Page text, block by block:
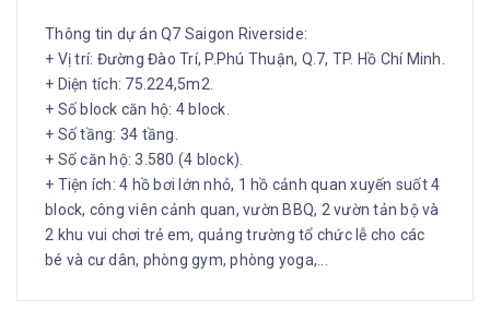
Thông tin dự án Q7 Saigon Riverside:
+ Vị trí: Đường Đào Trí, P.Phú Thuận, Q.7, TP. Hồ Chí Minh.
+ Diện tích: 75.224,5m2.
+ Số block căn hộ: 4 block.
+ Số tầng: 34 tầng.
+ Số căn hộ: 3.580 (4 block).
+ Tiện ích: 4 hồ bơi lớn nhỏ, 1 hồ cảnh quan xuyến suốt 4
block, công viên cảnh quan, vườn BBQ, 2 vườn tản bộ và
2 khu vui chơi trẻ em, quảng trường tổ chức lễ cho các
bé và cư dân, phòng gym, phòng yoga,...